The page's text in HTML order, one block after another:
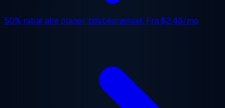
50% rabatalle planer, tidsbegrænset. Fra$2.48/mo